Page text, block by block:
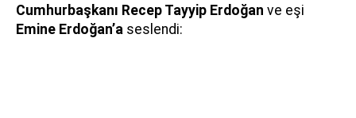
Cumhurbaşkanı Recep Tayyip Erdoğan ve eşi
Emine Erdoğan’a seslendi: